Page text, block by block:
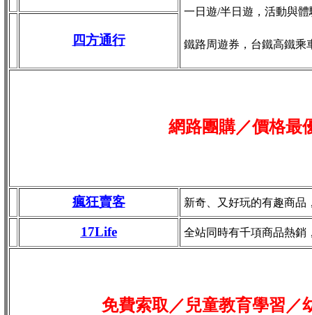
一日遊/半日遊，活動與
鐵路周遊券，台鐵高鐵乘
四方通行
網路團購／價格最
瘋狂賣客 新奇、又好玩的有趣商品
17Life 全站同時有千項商品熱銷
免費索取／兒童教育學習／